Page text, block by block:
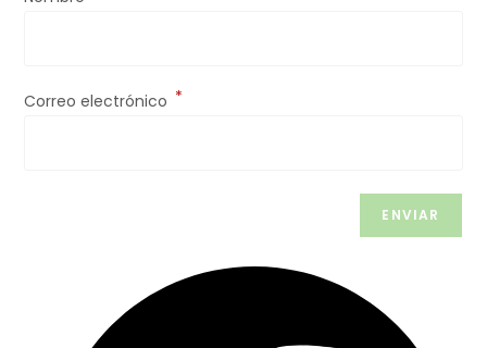
Correo electrónico *